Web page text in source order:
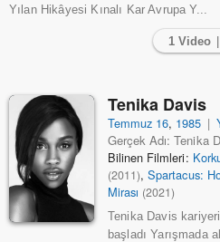
Yılan Hikâyesi Kınalı Kar Avrupa Y...
1 Video
Tenika Davis
Temmuz 16, 1985 |
Gerçek Adı: Tenika
Bilinen Filmleri:
(2011),Spartacus:
Mirası (2021)
Tenika Davis
başladı Yarışmada